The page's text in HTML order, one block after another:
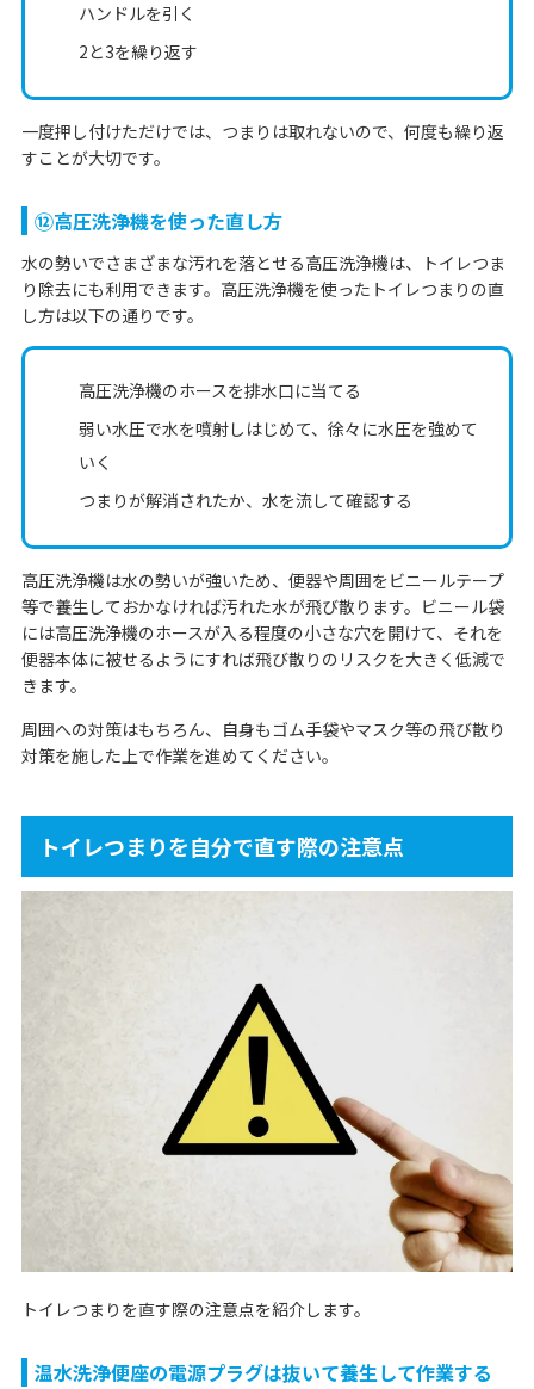
ハンドルを引く
2と3を繰り返す
一度押し付けただけでは、つまりは取れないので、何度も繰り返
すことが大切です。
⑫高圧洗浄機を使った直し方
水の勢いでさまざまな汚れを落とせる高圧洗浄機は、トイレつま
り除去にも利用できます。高圧洗浄機を使ったトイレつまりの直
し方は以下の通りです。
高圧洗浄機のホースを排水口に当てる
弱い水圧で水を噴射しはじめて、徐々に水圧を強めて
いく
つまりが解消されたか、水を流して確認する
高圧洗浄機は水の勢いが強いため、便器や周囲をビニールテープ
等で養生しておかなければ汚れた水が飛び散ります。ビニール袋
には高圧洗浄機のホースが入る程度の小さな穴を開けて、それを
便器本体に被せるようにすれば飛び散りのリスクを大きく低減で
きます。
周囲への対策はもちろん、自身もゴム手袋やマスク等の飛び散り
対策を施した上で作業を進めてください。
トイレつまりを自分で直す際の注意点
トイレつまりを直す際の注意点を紹介します。
温水洗浄便座の電源プラグは抜いて養生して作業する